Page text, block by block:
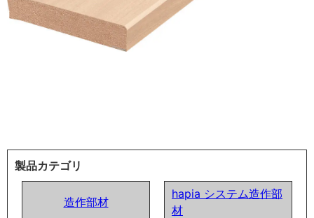
製品カテゴリ
造作部材
hapia システム造作部
材